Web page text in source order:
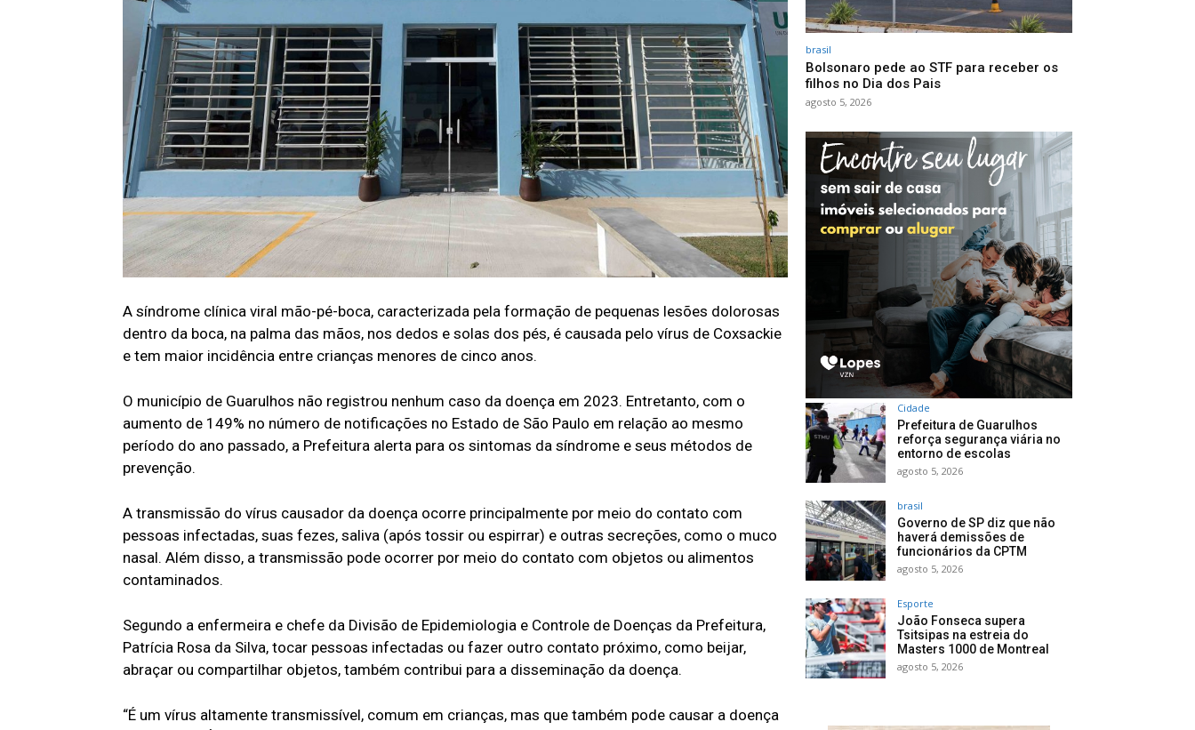
A síndrome clínica viral mão-pé-boca, caracterizada pela formação de pequenas lesões dolorosas
dentro da boca, na palma das mãos, nos dedos e solas dos pés, é causada pelo vírus de Coxsackie
e tem maior incidência entre crianças menores de cinco anos.
O município de Guarulhos não registrou nenhum caso da doença em 2023. Entretanto, com o
aumento de 149% no número de notificações no Estado de São Paulo em relação ao mesmo
período do ano passado, a Prefeitura alerta para os sintomas da síndrome e seus métodos de
prevenção.
A transmissão do vírus causador da doença ocorre principalmente por meio do contato com
pessoas infectadas, suas fezes, saliva (após tossir ou espirrar) e outras secreções, como o muco
nasal. Além disso, a transmissão pode ocorrer por meio do contato com objetos ou alimentos
contaminados.
Segundo a enfermeira e chefe da Divisão de Epidemiologia e Controle de Doenças da Prefeitura,
Patrícia Rosa da Silva, tocar pessoas infectadas ou fazer outro contato próximo, como beijar,
abraçar ou compartilhar objetos, também contribui para a disseminação da doença.
“É um vírus altamente transmissível, comum em crianças, mas que também pode causar a doença
brasil
Bolsonaro pede ao STF para receber os
filhos no Dia dos Pais
agosto 5, 2026
Cidade
Prefeitura de Guarulhos
reforça segurança viária no
entorno de escolas
agosto 5, 2026
brasil
Governo de SP diz que não
haverá demissões de
funcionários da CPTM
agosto 5, 2026
Esporte
João Fonseca supera
Tsitsipas na estreia do
Masters 1000 de Montreal
agosto 5, 2026